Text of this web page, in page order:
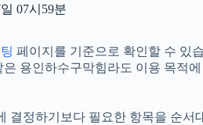
07시59분
페이지를 기준으로 확인할 수 있
용인하수구막힘라도 이용 목적
결정하기보다 필요한 항목을 순